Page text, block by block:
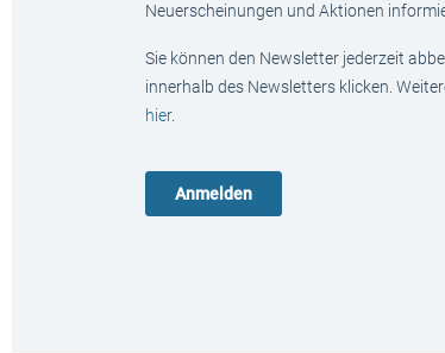
Neuerscheinungen und Aktionen
Sie können den Newsletter jederzeit
innerhalb des Newsletters klicken.
hier.